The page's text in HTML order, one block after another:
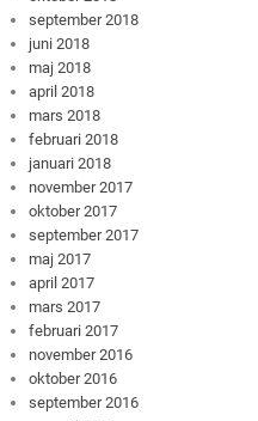
september 2018
juni 2018
maj 2018
april 2018
mars 2018
februari 2018
januari 2018
november 2017
oktober 2017
september 2017
maj 2017
april 2017
mars 2017
februari 2017
november 2016
oktober 2016
september 2016